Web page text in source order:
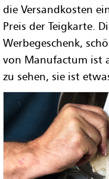
die Versandkosten
Preis der Teigkarte.
Werbegeschenk,
von Manufactum ist
zu sehen, sie ist